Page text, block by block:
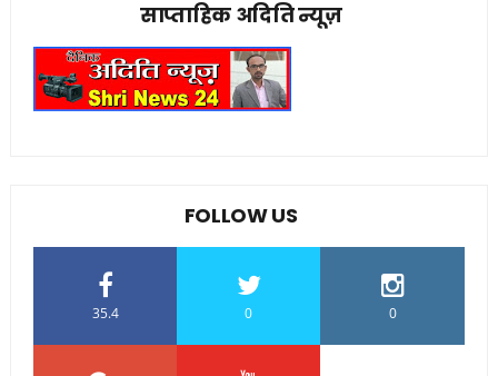
साप्ताहिक अदिति न्यूज़
FOLLOW US
35.4 0 0